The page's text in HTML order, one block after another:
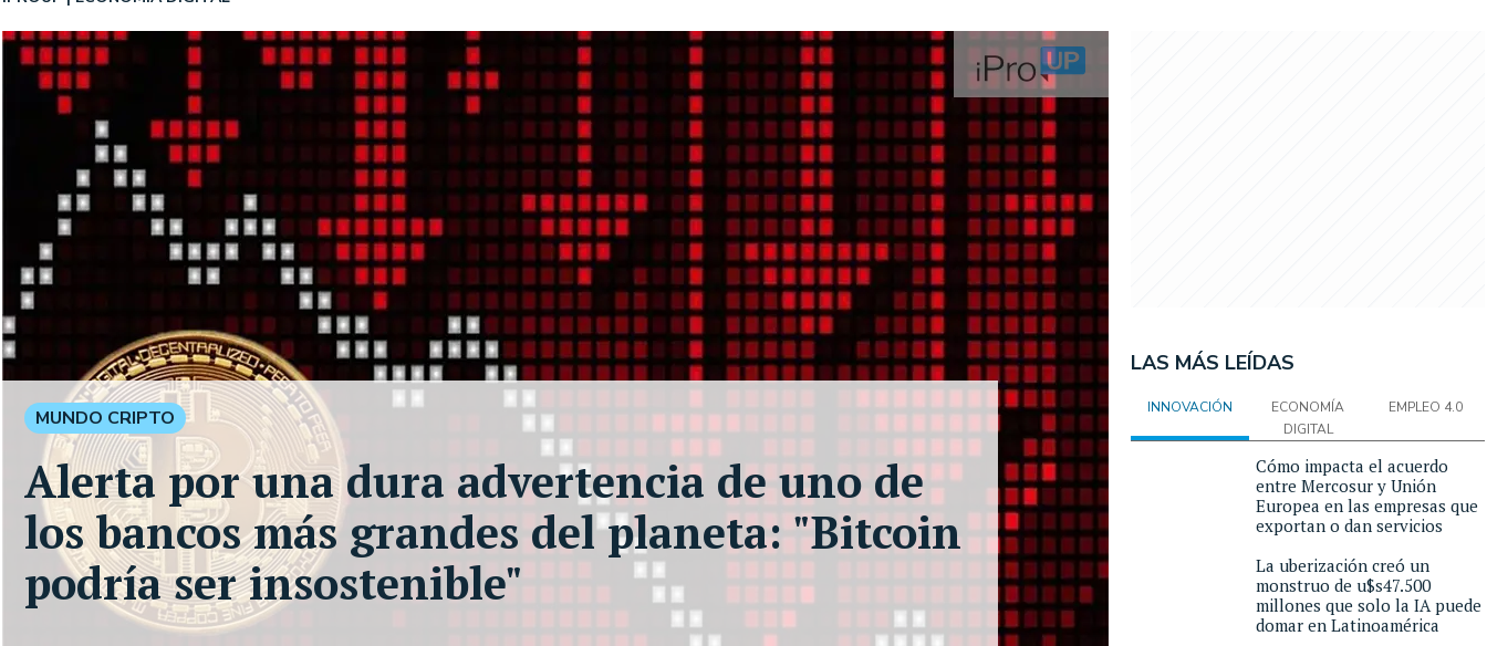
MUNDO CRIPTO
Alerta por una dura advertencia de uno de
los bancos más grandes del planeta: "Bitcoin
podría ser insostenible"
LAS MÁS LEÍDAS
INNOVACIÓN
ECONOMÍA
DIGITAL
EMPLEO 4.0
Cómo impacta el acuerdo
entre Mercosur y Unión
Europea en las empresas que
exportan o dan servicios
La uberización creó un
monstruo de u$s47.500
millones que solo la IA puede
domar en Latinoamérica